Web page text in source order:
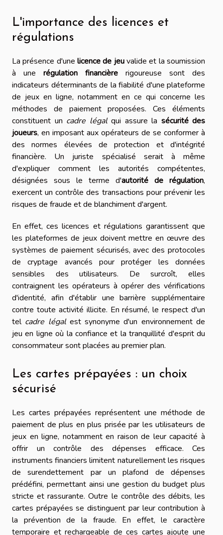
L'importance des licences et
régulations
La présence d'une licence de jeuvalide et la soumission
à une régulation financière rigoureuse sont des
indicateurs déterminants de la fiabilité d'une plateforme
de jeux en ligne, notamment en ce qui concerne les
méthodes de paiement proposées. Ces éléments
constituent un cadre légalqui assure la sécurité des
joueurs, en imposant aux opérateurs de se conformer à
des normes élevées de protection et d'intégrité
financière. Un juriste spécialisé serait à même
d'expliquer comment les autorités compétentes,
désignées sous le terme d'autorité de régulation,
exercent un contrôle des transactions pour prévenir les
risques de fraude et de blanchiment d'argent.
En effet, ces licences et régulations garantissent que
les plateformes de jeux doivent mettre en œuvre des
systèmes de paiement sécurisés, avec des protocoles
de cryptage avancés pour protéger les données
sensibles des utilisateurs. De surcroît, elles
contraignent les opérateurs à opérer des vérifications
d'identité, afin d'établir une barrière supplémentaire
contre toute activité illicite. En résumé, le respect d'un
tel cadre légalest synonyme d'un environnement de
jeu en ligne où la confiance et la tranquillité d'esprit du
consommateur sont placées au premier plan.
Les cartes prépayées : un choix
sécurisé
Les cartes prépayées représentent une méthode de
paiement de plus en plus prisée par les utilisateurs de
jeux en ligne, notamment en raison de leur capacité à
offrir un contrôle des dépenses efficace. Ces
instruments financiers limitent naturellement les risques
de surendettement par un plafond de dépenses
prédéfini, permettant ainsi une gestion du budget plus
stricte et rassurante. Outre le contrôle des débits, les
cartes prépayées se distinguent par leur contribution à
la prévention de la fraude. En effet, le caractère
temporaire et rechargeable de ces cartes ajoute une